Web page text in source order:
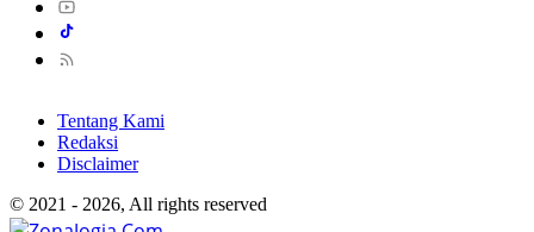
Tentang Kami
Redaksi
Disclaimer
© 2021 - 2026, All rights reserved